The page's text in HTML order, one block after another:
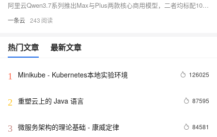
阿里云Qwen3.7系列推出Max与Plus两款核心商用模型，二者均标配100万Token超长上下文与35小时长时自治执行能力，但在底层架构、模态支持、性能侧重、计费成本上存在本质差异。Max定位纯文本旗舰，专攻复杂推理、代码与长链路智能体；Plus定位多模态全能，兼顾视觉理解、文本推理与端到端任务闭环。本文基于官方实测数据，从基础架构、模态能力、文本/代码/数学性能、计费成本、落地场景五大维度完整对比，为个人开发者、中小企业、政企团队提供精准选型依据。
一条云 243
热门文章 最新文章
1 Minikube - Kubernetes本地实验环境 126025
2 重塑云上的 Java 语言 87595
3 微服务架构的理论基础 - 康威定律 84581